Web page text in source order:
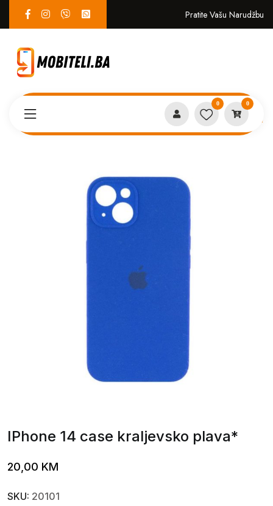
Pratite Vašu Narudžbu
0 0
IPhone 14 case kraljevsko plava*
IPhone 14 case kraljevsko plava*
20,00 KM
SKU: 20101